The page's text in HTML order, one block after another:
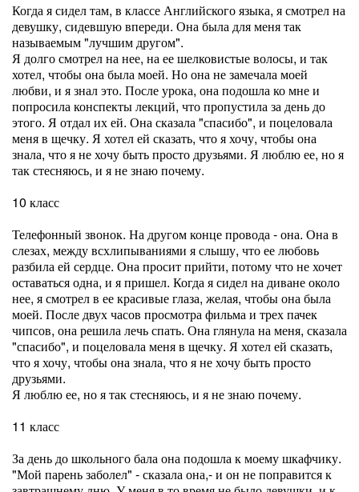
Когда я сидел там, в классе Английского языка, я смотрел на
девушку, сидевшую впереди. Она была для меня так
называемым "лучшим другом".
Я долго смотрел на нее, на ее шелковистые волосы, и так
хотел, чтобы она была моей. Но она не замечала моей
любви, и я знал это. После урока, она подошла ко мне и
попросила конспекты лекций, что пропустила за день до
этого. Я отдал их ей. Она сказала "спасибо", и поцеловала
меня в щечку. Я хотел ей сказать, что я хочу, чтобы она
знала, что я не хочу быть просто друзьями. Я люблю ее, но я
так стесняюсь, и я не знаю почему.
10 класс
Телефонный звонок. На другом конце провода - она. Она в
слезах, между всхлипываниями я слышу, что ее любовь
разбила ей сердце. Она просит прийти, потому что не хочет
оставаться одна, и я пришел. Когда я сидел на диване около
нее, я смотрел в ее красивые глаза, желая, чтобы она была
моей. После двух часов просмотра фильма и трех пачек
чипсов, она решила лечь спать. Она глянула на меня, сказала
"спасибо", и поцеловала меня в щечку. Я хотел ей сказать,
что я хочу, чтобы она знала, что я не хочу быть просто
друзьями.
Я люблю ее, но я так стесняюсь, и я не знаю почему.
11 класс
За день до школьного бала она подошла к моему шкафчику.
"Мой парень заболел" - сказала она,- и он не поправится к